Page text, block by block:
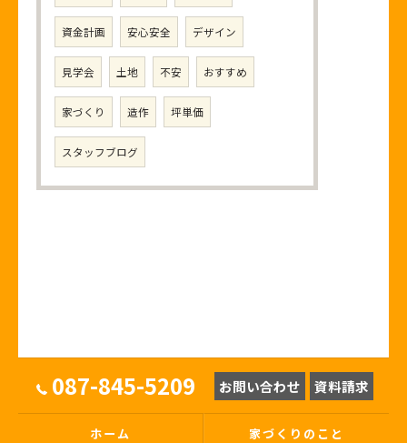
資金計画 安心安全 デザイン
見学会 土地 不安 おすすめ
家づくり 造作 坪単価
スタッフブログ
087-845-5209 お問い合わせ 資料請求
ホーム 家づくりのこと